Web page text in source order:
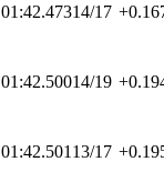
01:42.47314/17
01:42.50014/19
01:42.501 13/17